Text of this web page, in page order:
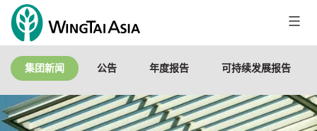
有
限
集团新闻 公告 年度报告 可持续发展报告